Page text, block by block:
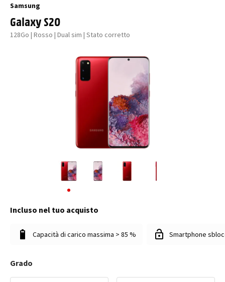
Samsung
Galaxy S20
128Go | Rosso | Dual sim | Stato corretto
Incluso nel tuo acquisto
Capacità di carico massima > 85 % Smartphone
Grado